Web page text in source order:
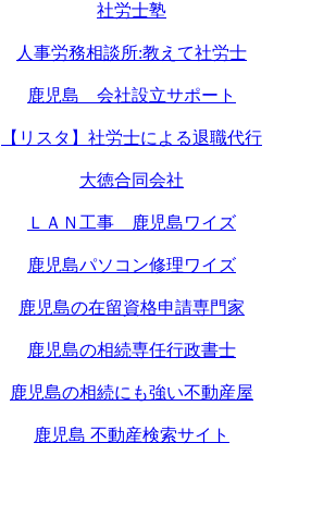
社労士塾
人事労務相談所:教えて社労士
鹿児島 会社設立サポート
【リスタ】社労士による退職代行
大徳合同会社
ＬＡＮ工事 鹿児島ワイズ
鹿児島パソコン修理ワイズ
鹿児島の在留資格申請専門家
鹿児島の相続専任行政書士
鹿児島の相続にも強い不動産屋
鹿児島 不動産検索サイト